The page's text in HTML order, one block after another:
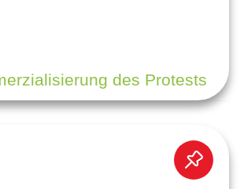
des Protests